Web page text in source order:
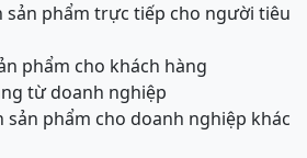
sản phẩm trực tiếp cho người tiêu
phẩm cho khách hàng
từ doanh nghiệp
sản phẩm cho doanh nghiệp khác